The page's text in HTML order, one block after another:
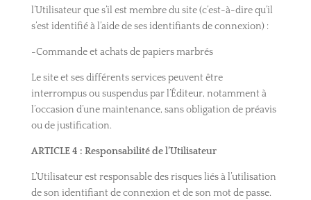
l’Utilisateur que s’il est membre du site (c’est-à-dire qu’il
s’est identifié à l’aide de ses identifiants de connexion) :
-Commande et achats de papiers marbrés
Le site et ses différents services peuvent être
interrompus ou suspendus par l’Éditeur, notamment à
l’occasion d’une maintenance, sans obligation de préavis
ou de justification.
ARTICLE4 : Responsabilité de l’Utilisateur
L’Utilisateur est responsable des risques liés à l’utilisation
de son identifiant de connexion et de son mot de passe.